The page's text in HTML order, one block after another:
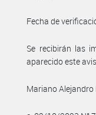
Fecha de
Se recibirán las
aparecido este
Mariano Alejandro